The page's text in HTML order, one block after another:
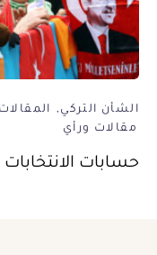
الشأن التركي
مقالات ورأي
حسابات الانتخابات